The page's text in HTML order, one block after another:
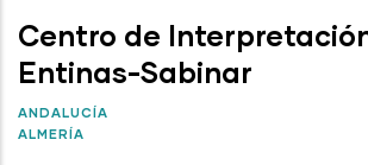
Centro de
Entinas-Sabinar
ANDALUCÍA
ALMERÍA